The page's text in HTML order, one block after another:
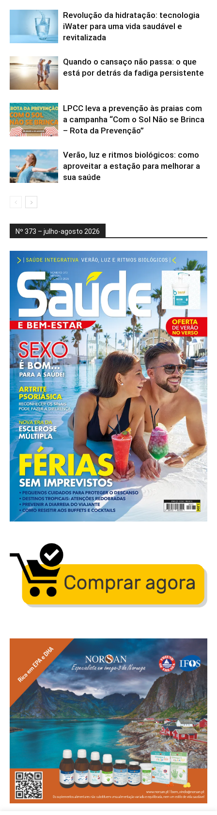
Revolução da hidratação: tecnologia
iWater para uma vida saudável e
revitalizada
Quando o cansaço não passa: o que
está por detrás da fadiga persistente
LPCC leva a prevenção às praias com
a campanha “Com o Sol Não se Brinca
– Rota da Prevenção”
Verão, luz e ritmos biológicos: como
aproveitar a estação para melhorar a
sua saúde
Nº 373 – julho-agosto 2026